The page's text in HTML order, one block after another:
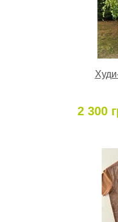
2 300